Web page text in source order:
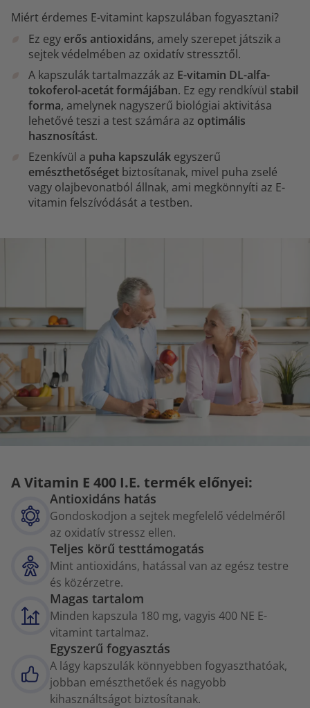
Miért érdemes E-vitamint kapszulában fogyasztani?
Ez egy erős antioxidáns, amely szerepet játszik a
sejtek védelmében az oxidatív stressztől.
A kapszulák tartalmazzák az E-vitamin DL-alfa-
tokoferol-acetát formájában. Ez egy rendkívül stabil
forma, amelynek nagyszerű biológiai aktivitása
lehetővé teszi a test számára az optimális
hasznosítást.
Ezenkívül a puha kapszulák egyszerű
emészthetőséget biztosítanak, mivel puha zselé
vagy olajbevonatból állnak, ami megkönnyíti az E-
vitamin felszívódását a testben.
A Vitamin E 400 I.E. termék előnyei:
Antioxidáns hatás
Gondoskodjon a sejtek megfelelő védelméről
az oxidatív stressz ellen.
Teljes körű testtámogatás
Mint antioxidáns, hatással van az egész testre
és közérzetre.
Magas tartalom
Minden kapszula 180 mg, vagyis 400 NE E-
vitamint tartalmaz.
Egyszerű fogyasztás
A lágy kapszulák könnyebben fogyaszthatóak,
jobban emészthetőek és nagyobb
kihasználtságot biztosítanak.